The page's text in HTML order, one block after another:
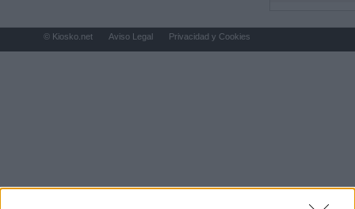
© Kiosko.net Aviso Legal Privacidad y Cookies